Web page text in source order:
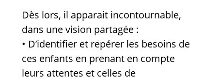
Dès lors, il apparait incontournable,
dans une vision partagée :
• D’identifier et repérer les besoins de
ces enfants en prenant en compte
leurs attentes et celles de